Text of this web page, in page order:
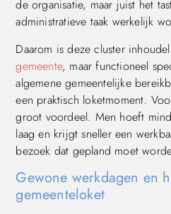
de organisatie, maar juist het
administratieve taak werkelijk
Daarom is deze cluster
gemeente, maar functioneel
algemene gemeentelijke
een praktisch loketmoment.
groot voordeel. Men hoeft
laag en krijgt sneller een
bezoek dat gepland moet
Gewone werkdagen en
gemeenteloket